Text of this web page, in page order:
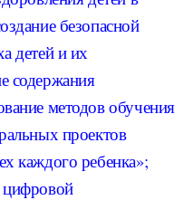
безопасной
детей и их
содержания
методов обучения
проектов
каждого ребенка»;
цифровой